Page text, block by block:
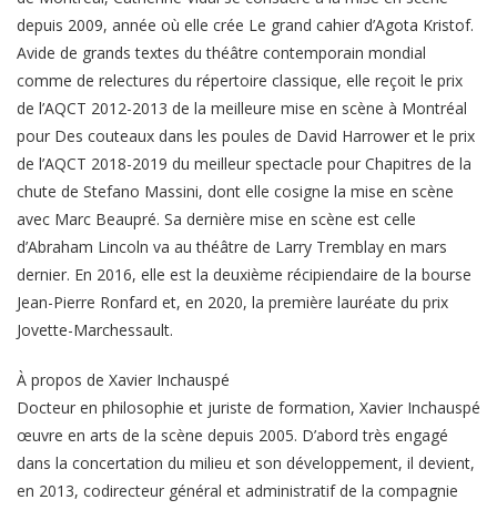
depuis 2009, année où elle crée Le grand cahier d’Agota Kristof.
Avide de grands textes du théâtre contemporain mondial
comme de relectures du répertoire classique, elle reçoit le prix
de l’AQCT 2012-2013 de la meilleure mise en scène à Montréal
pour Des couteaux dans les poules de David Harrower et le prix
de l’AQCT 2018-2019 du meilleur spectacle pour Chapitres de la
chute de Stefano Massini, dont elle cosigne la mise en scène
avec Marc Beaupré. Sa dernière mise en scène est celle
d’Abraham Lincoln va au théâtre de Larry Tremblay en mars
dernier. En 2016, elle est la deuxième récipiendaire de la bourse
Jean-Pierre Ronfard et, en 2020, la première lauréate du prix
Jovette-Marchessault.
À propos de Xavier Inchauspé
Docteur en philosophie et juriste de formation, Xavier Inchauspé
œuvre en arts de la scène depuis 2005. D’abord très engagé
dans la concertation du milieu et son développement, il devient,
en 2013, codirecteur général et administratif de la compagnie